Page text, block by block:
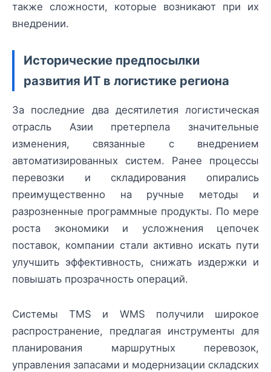
также сложности, которые возникают при их
внедрении.
Исторические предпосылки
развития ИТ в логистике региона
За последние два десятилетия логистическая
отрасль Азии претерпела значительные
изменения, связанные с внедрением
автоматизированных систем. Ранее процессы
перевозки и складирования опирались
преимущественно на ручные методы и
разрозненные программные продукты. По мере
роста экономики и усложнения цепочек
поставок, компании стали активно искать пути
улучшить эффективность, снижать издержки и
повышать прозрачность операций.
Системы TMS и WMS получили широкое
распространение, предлагая инструменты для
планирования маршрутных перевозок,
управления запасами и модернизации складских